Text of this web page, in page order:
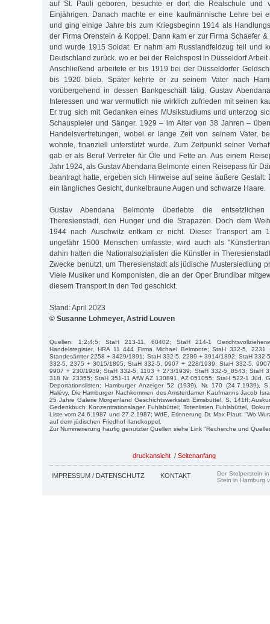
auf St. Pauli geboren, besuchte er dort die Realschule und
Einjährigen. Danach machte er eine kaufmännische Lehre bei
und ging einige Jahre bis zum Kriegsbeginn 1914 als
der Firma Orenstein & Koppel. Dann kam er zur Firma Schaefer
und wurde 1915 Soldat. Er nahm am Russlandfeldzug teil und
Deutschland zurück. wo er bei der Reichspost in Düsseldorf
Anschließend arbeitete er bis 1919 bei der Düsseldorfer
bis 1920 blieb. Später kehrte er zu seinem Vater nach
vorübergehend in dessen Bankgeschäft tätig. Gustav
Interessen und war vermutlich nie wirklich zufrieden mit seinen
Er trug sich mit Gedanken eines MUsikstudiums und unterzog
Schauspieler und Sänger. 1929 – im Alter von 38 Jahren –
Handelsvertretungen, wobei er lange Zeit von seinem Vater,
wohnte, finanziell unterstützt wurde. Zum Zeitpunkt seiner
gab er als Beruf Vertreter für Öle und Fette an. Aus einem
Jahr 1924, als Gustav Abendana Belmonte einen Reisepass für
beantragt hatte, ergeben sich Hinweise auf seine äußere Gestalt:
ein längliches Gesicht, dunkelbraune Augen und schwarze Haare.
Gustav Abendana Belmonte überlebte die entsetzlichen
Theresienstadt, den Hunger und die Strapazen. Doch dem
1944 nach Auschwitz entkam er nicht. Dieser Transport am
ungefähr 1500 Menschen umfasste, wird auch als
dahin hatten die Nationalsozialisten die Künstler in
Zwecke benutzt, um Theresienstadt als jüdische Mustersiedlung
Viele Musiker und Komponisten, die an der Oper Brundibar
diesem Transport in den Tod geschickt.
Stand: April 2023
© Susanne Lohmeyer, Astrid Louven
Quellen: 1;2;4;5; StaH 213-11, 60402; StaH 214-1
Handelsregister, HRA 11 444 Firma Michael Belmonte; StaH 332-5,
Standesämter 2258 + 3429/1891; StaH 332-5, 2289 + 3914/1892; StaH
332-5, 2375 + 3015/1895; StaH 332-5, 9907 + 228/1939; StaH 332-5,
9907 + 230/1939; StaH 332-5, 1103 + 273/1939; StaH 332-5_8543; StaH
318 Nr. 23355; StaH 351-11 AfW AZ 130891, AZ 051055; StaH 522-1 Jüd.
Deportationslisten; Hamburger Anzeiger 52 (1939), Nr. 170 (24.7.1939),
Halévy, Die Hamburger Nachkommen des Amsterdamer Kaufmanns Jacob
25 Jahre Galerie Morgenland Geschichtswerkstatt Eimsbüttel, S. 141ff;
Gedenkbuch Konzentrationslager Fuhlsbüttel; Totenlisten Fuhlsbüttel,
Liste vom 24.6.1987 und 27.2.1987; WdE, Erinnerung Dr. Max Plaut; "Wo
auf dem jüdischen Friedhof Ilandkoppel.
Zur Nummerierung häufig genutzter Quellen siehe Link "Recherche und
druckansicht / Seitenanfang
IMPRESSUM / DATENSCHUTZ KONTAKT
Der Stolperstein
Stein in Hamburg